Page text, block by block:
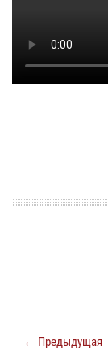
← Предыдущая